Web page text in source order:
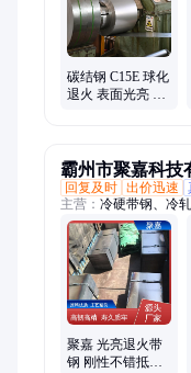
碳结钢 C15E 球化
退火 表面光亮 精
霸州市聚嘉科技
回复及时 出价迅速
主营： 冷硬带钢、冷
锌铝镁带钢、光亮带
镀锌钢管
聚嘉 光亮退火带
钢 刚性不错抵抗